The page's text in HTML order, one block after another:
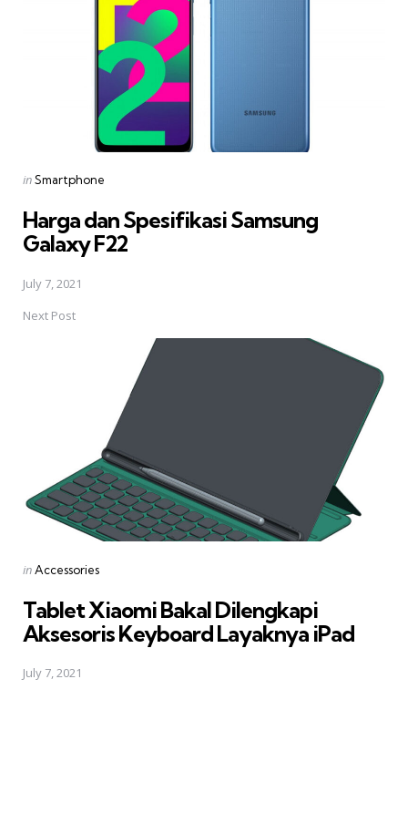
Posted
inSmartphone
Harga dan Spesifikasi Samsung
Galaxy F22
July 7, 2021
Next Post
Posted
inAccessories
Tablet Xiaomi Bakal Dilengkapi
Aksesoris Keyboard Layaknya iPad
July 7, 2021